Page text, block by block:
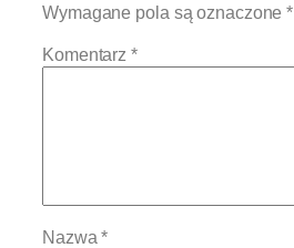
Wymagane pola są oznaczone*
Komentarz*
Nazwa*